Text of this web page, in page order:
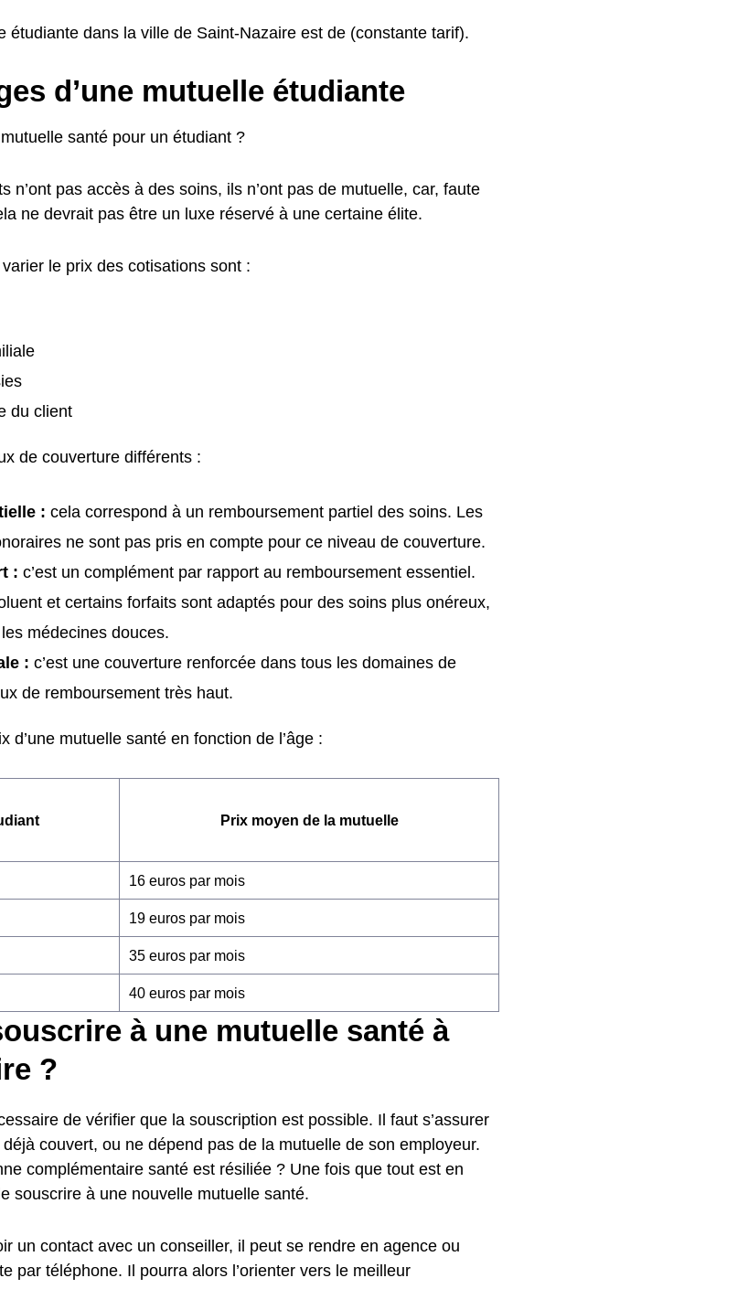
étudiante dans la ville de Saint-Nazaire est de (constante tarif).
d’une mutuelle étudiante
santé pour un étudiant ?
n’ont pas accès à des soins, ils n’ont pas de mutuelle, car, faute
ne devrait pas être un luxe réservé à une certaine élite.
le prix des cotisations sont :
du client
de couverture différents :
: cela correspond à un remboursement partiel des soins. Les
ne sont pas pris en compte pour ce niveau de couverture.
: c’est un complément par rapport au remboursement essentiel.
et certains forfaits sont adaptés pour des soins plus onéreux,
médecines douces.
: c’est une couverture renforcée dans tous les domaines de
de remboursement très haut.
d’une mutuelle santé en fonction de l’âge :
Prix moyen de la mutuelle
16 euros par mois
19 euros par mois
35 euros par mois
40 euros par mois
à une mutuelle santé à
?
de vérifier que la souscription est possible. Il faut s’assurer
déjà couvert, ou ne dépend pas de la mutuelle de son employeur.
complémentaire santé est résiliée ? Une fois que tout est en
souscrire à une nouvelle mutuelle santé.
un contact avec un conseiller, il peut se rendre en agence ou
par téléphone. Il pourra alors l’orienter vers le meilleur